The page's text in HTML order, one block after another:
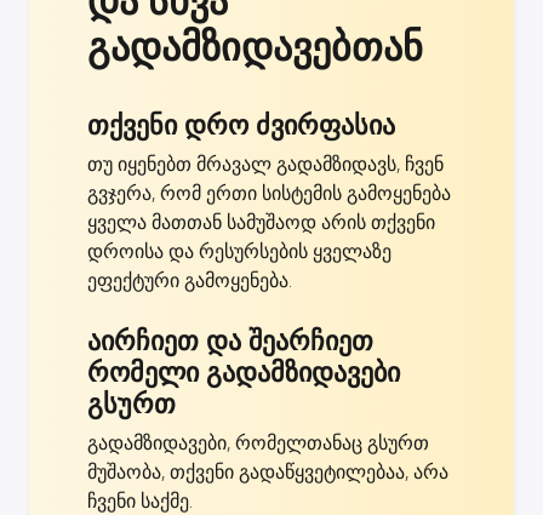
გადამზიდავებთან
თქვენი დრო ძვირფასია
თუ იყენებთ მრავალ გადამზიდავს, ჩვენ
გვჯერა, რომ ერთი სისტემის გამოყენება
ყველა მათთან სამუშაოდ არის თქვენი
დროისა და რესურსების ყველაზე
ეფექტური გამოყენება.
აირჩიეთ და შეარჩიეთ
რომელი გადამზიდავები
გსურთ
გადამზიდავები, რომელთანაც გსურთ
მუშაობა, თქვენი გადაწყვეტილებაა, არა
ჩვენი საქმე.